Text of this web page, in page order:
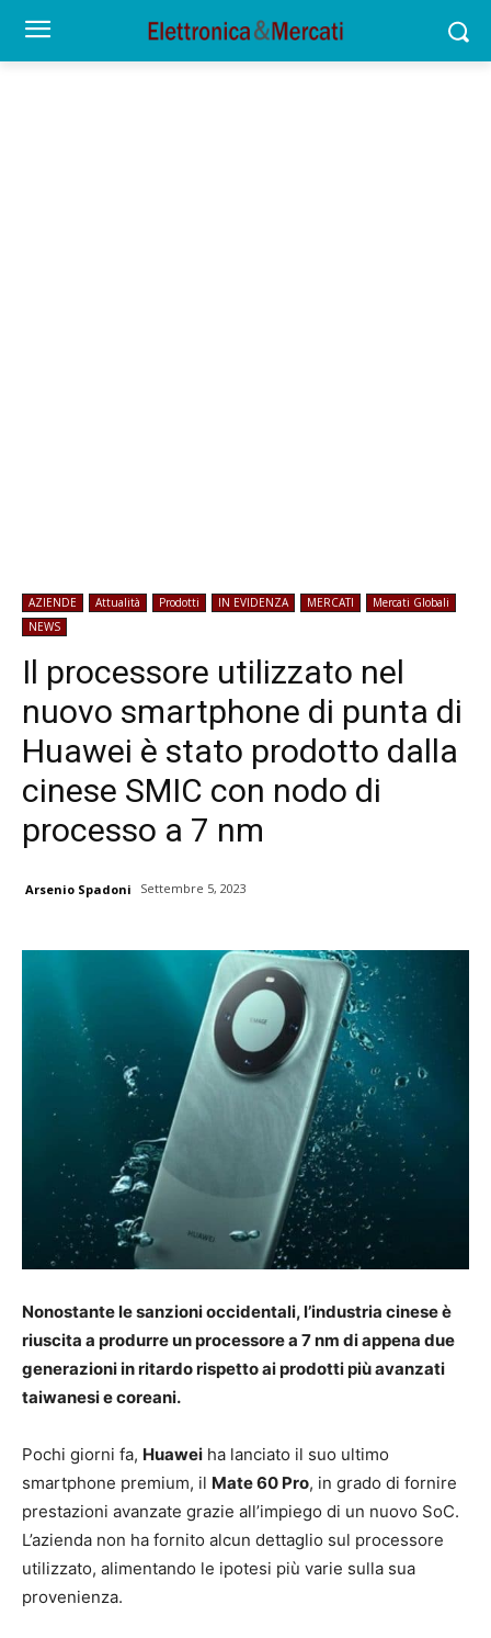
AZIENDE Attualità Prodotti IN EVIDENZA MERCATI
Mercati Globali
NEWS
Il processore utilizzato nel
nuovo smartphone di punta di
Huawei è stato prodotto dalla
cinese SMIC con nodo di
processo a 7 nm
Arsenio Spadoni Settembre 5, 2023
Nonostante le sanzioni occidentali, l’industria cinese è
riuscita a produrre un processore a 7 nm di appena due
generazioni in ritardo rispetto ai prodotti più avanzati
taiwanesi e coreani.
Pochi giorni fa, Huawei ha lanciato il suo ultimo
smartphone premium, il Mate 60 Pro, in grado di fornire
prestazioni avanzate grazie all’impiego di un nuovo SoC.
L’azienda non ha fornito alcun dettaglio sul processore
utilizzato, alimentando le ipotesi più varie sulla sua
provenienza.